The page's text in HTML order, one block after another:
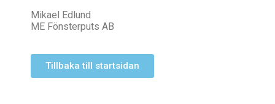
Mikael Edlund
ME Fönsterputs AB
Tillbaka till startsidan